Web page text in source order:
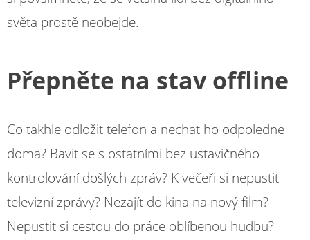
světa prostě neobejde.
Přepněte na stav offline
Co takhle odložit telefon a nechat ho odpoledne
doma? Bavit se s ostatními bez ustavičného
kontrolování došlých zpráv? K večeři si nepustit
televizní zprávy? Nezajít do kina na nový film?
Nepustit si cestou do práce oblíbenou hudbu?